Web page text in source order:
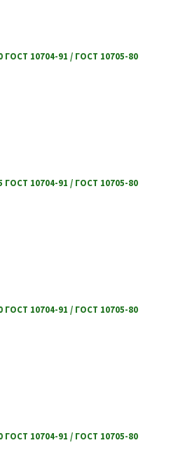
ГОСТ 10704-91 / ГОСТ 10705-80
ГОСТ 10704-91 / ГОСТ 10705-80
ГОСТ 10704-91 / ГОСТ 10705-80
ГОСТ 10704-91 / ГОСТ 10705-80